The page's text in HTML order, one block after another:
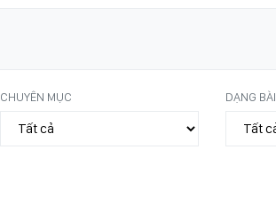
CHUYÊN MỤC DẠNG BÀI